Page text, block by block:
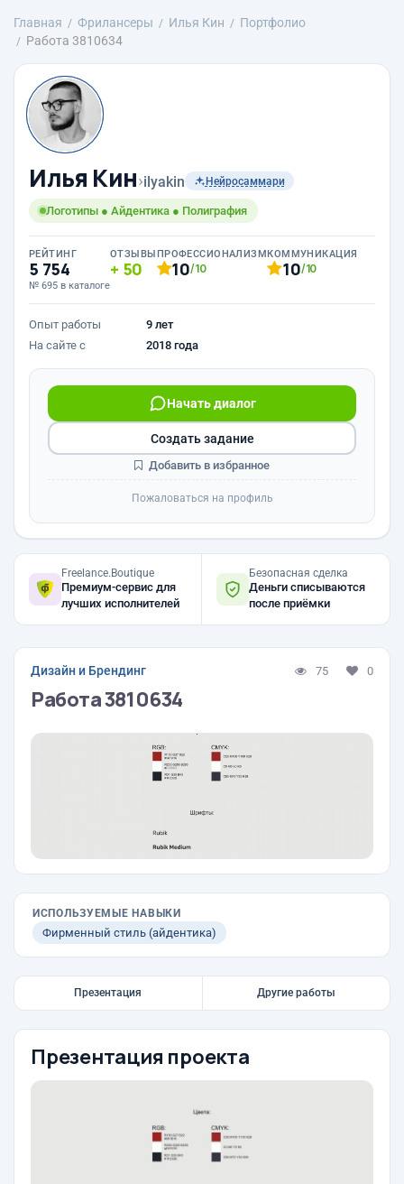
Главная Фрилансеры Илья Кин
Портфолио
Работа 3810634
Илья Кин›ilyakin Нейросаммари
Логотипы ● Айдентика ● Полиграфия
РЕЙТИНГ
5 754
№ 695 в каталоге
ОТЗЫВЫ
50
ПРОФЕССИОНАЛИЗМ
10/10
КОММУНИКАЦИЯ
10/10
Опыт работы
9 лет
На сайте с
2018 года
Начать диалог
Создать задание
Добавить в избранное
Пожаловаться на профиль
Freelance.Boutique
Премиум-сервис для
лучших исполнителей
Безопасная сделка
Деньги списываются
после приёмки
Дизайн и Брендинг 75 0
Работа 3810634
ИСПОЛЬЗУЕМЫЕ НАВЫКИ
Фирменный стиль (айдентика)
Презентация Другие работы
Презентация проекта